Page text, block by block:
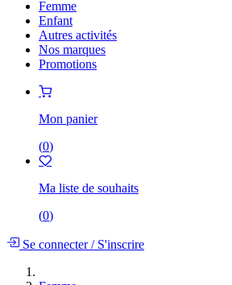
Femme
Enfant
Autres activités
Nos marques
Promotions
Mon panier
(0)
Ma liste de souhaits
(0)
Se connecter/S'inscrire